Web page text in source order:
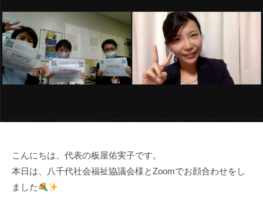
こんにちは、代表の板屋佑実子です。
本日は、八千代社会福祉協議会様とZoomでお顔合わせをし
ました